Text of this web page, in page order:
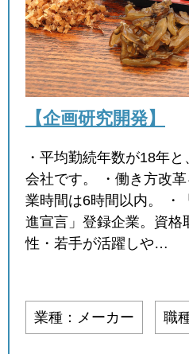
【企画研究開発】
・平均勤続年数が18年
会社です。 ・働き方改
業時間は6時間以内。 ・
進宣言」登録企業。資格
性・若手が活躍しや…
業種：メーカー 職